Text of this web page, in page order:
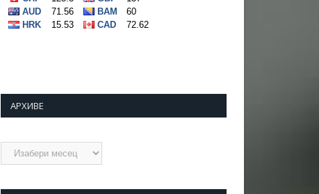
АРХИВЕ
Архиве